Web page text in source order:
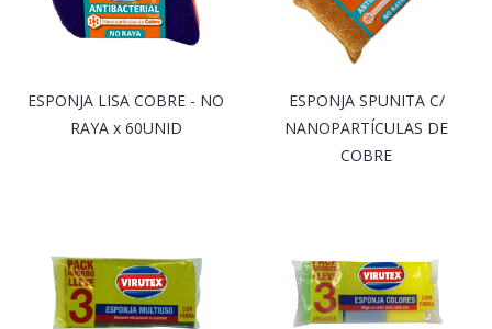
ESPONJA LISA COBRE - NO
RAYA x 60UNID
ESPONJA SPUNITA C/
NANOPARTÍCULAS DE
COBRE